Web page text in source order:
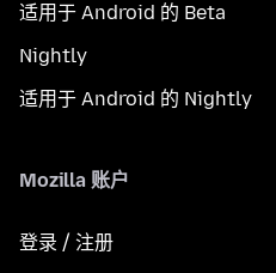
适用于 Android 的 Beta
Nightly
适用于 Android 的 Nightly
Mozilla 账户
登录 / 注册